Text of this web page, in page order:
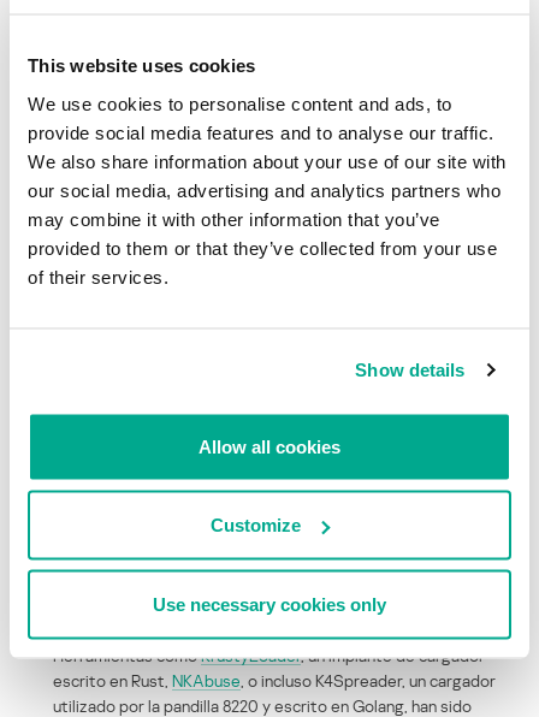
This website uses cookies
We use cookies to personalise content and ads, to
provide social media features and to analyse our traffic.
We also share information about your use of our site with
our social media, advertising and analytics partners who
may combine it with other information that you’ve
provided to them or that they’ve collected from your use
of their services.
Show details
Allow all cookies
Customize
Use necessary cookies only
se ha vuelto más complicado debido a su estructura ágil y
Cloak, están aprovechando este entorno cambiante,
ofreciendo atractivas participaciones en las ganancias de
recursos de la web oscura para atraer afiliados. Por ejemplo,
Medusa ofrece hasta un 90% de participación en las ganancias
para atraer afiliados, mientras que Cloak permite a los afiliados
unirse sin ningún pago inicial. Mientras tanto, las plataformas
establecidas continúan desarrollando sus ofertas para retener
y atraer operadores calificados.
✅ Verdadera
La predicción anticipaba que los ciberdelincuentes recurrirían a
lenguajes de programación menos conocidos para evadir la
detección. Han surgido múltiples amenazas a partir de la
adopción de lenguajes de programación bastante nuevos o no
Herramientas comoKrustyLoader, un implante de cargador
escrito en Rust, NKAbuse , o incluso K4Spreader, un cargador
utilizado por la pandilla 8220 y escrito en Golang, han sido